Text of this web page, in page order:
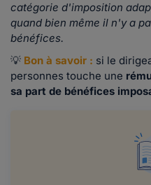
catégorie d'imposition
quand bien même il n'y a
bénéfices.
💡 Bon à savoir : si le
personnes touche une
sa part de bénéfices